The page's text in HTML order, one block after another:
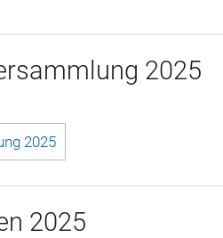
2025
2025
2025